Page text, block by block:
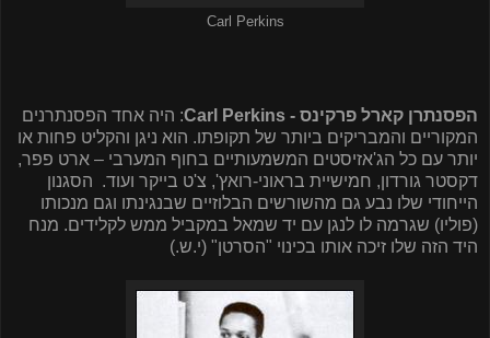
Carl Perkins
הפסנתרן קארל פרקינס - Carl Perkins: היה אחד הפסנתרנים
המקוריים והמבריקים ביותר של תקופתו. הוא ניגן והקליט פחות או
יותר עם כל הג'אזיסטים המשמעותיים בחוף המערבי – ארט פפר,
דקסטר גורדון, חמישיית בראוני-רואץ', צ'ט בייקר ועוד. הסגנון
הייחודי שלו נבע גם מהשורשים הבלוזיים שבנגינתו וגם מנכותו
(פוליו) שגרמה לו לנגן עם יד שמאל במקביל ממש לקלידים. מנח
היד הזה שלו זיכה אותו בכינוי "הסרטן" (י.ש.)